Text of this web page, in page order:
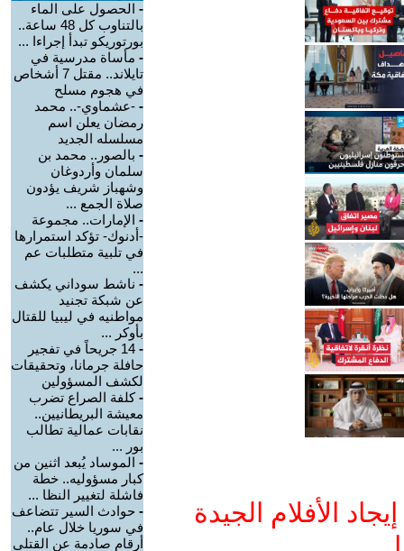
الأفلام الجيدة
- الحصول على الماء
بالتناوب كل 48 ساعة..
بورتوريكو تبدأ إجراءا ...
- مأساة مدرسية في
تايلاند.. مقتل 7 أشخاص
في هجوم مسلح
- -عشماوي-.. محمد
رمضان يعلن اسم
مسلسله الجديد
- بالصور.. محمد بن
سلمان وأردوغان
وشهباز شريف يؤدون
صلاة الجمع ...
- الإمارات.. مجموعة
-أدنوك- تؤكد استمرارها
في تلبية متطلبات عم
...
- ناشط سوداني يكشف
عن شبكة تجنيد
مواطنيه في ليبيا للقتال
بأوكر ...
-
14 جريحاً في تفجير
حافلة جرمانا، وتحقيقات
لكشف المسؤولين
-كلفة الصراع تضرب
معيشة البريطانيين..
نقابات عمالية تطالب
بور ...
- الموساد يُبعد اثنين من
كبار مسؤوليه.. خطة
فاشلة لتغيير النظا ...
- حوادث السير تتضاعف
في سوريا خلال عام..
أرقام صادمة عن القتلى